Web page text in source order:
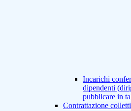
Incarichi
dipendenti
pubblicare in
Contrattazione